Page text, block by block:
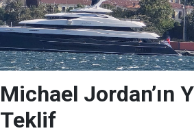
Michael Jordan’ın
Teklif